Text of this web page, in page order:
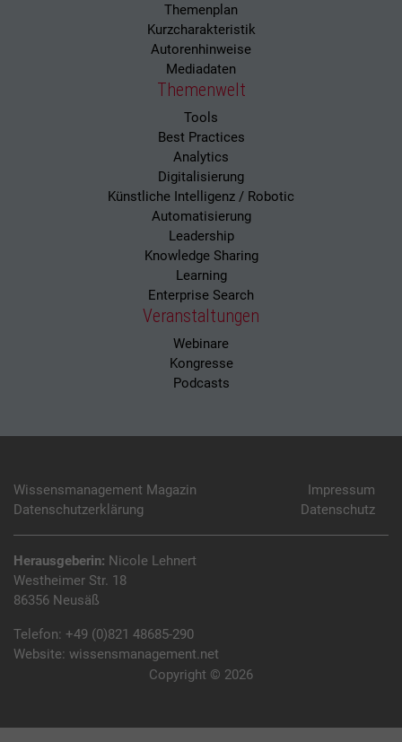
Themenplan
Kurzcharakteristik
Autorenhinweise
Mediadaten
Themenwelt
Tools
Best Practices
Analytics
Digitalisierung
Künstliche Intelligenz / Robotic
Automatisierung
Leadership
Knowledge Sharing
Learning
Enterprise Search
Veranstaltungen
Webinare
Kongresse
Podcasts
Wissensmanagement Magazin
Impressum
Datenschutzerklärung
Datenschutz
Herausgeberin: Nicole Lehnert
Westheimer Str. 18
86356 Neusäß
Telefon: +49 (0)821 48685-290
Website: wissensmanagement.net
Copyright © 2026